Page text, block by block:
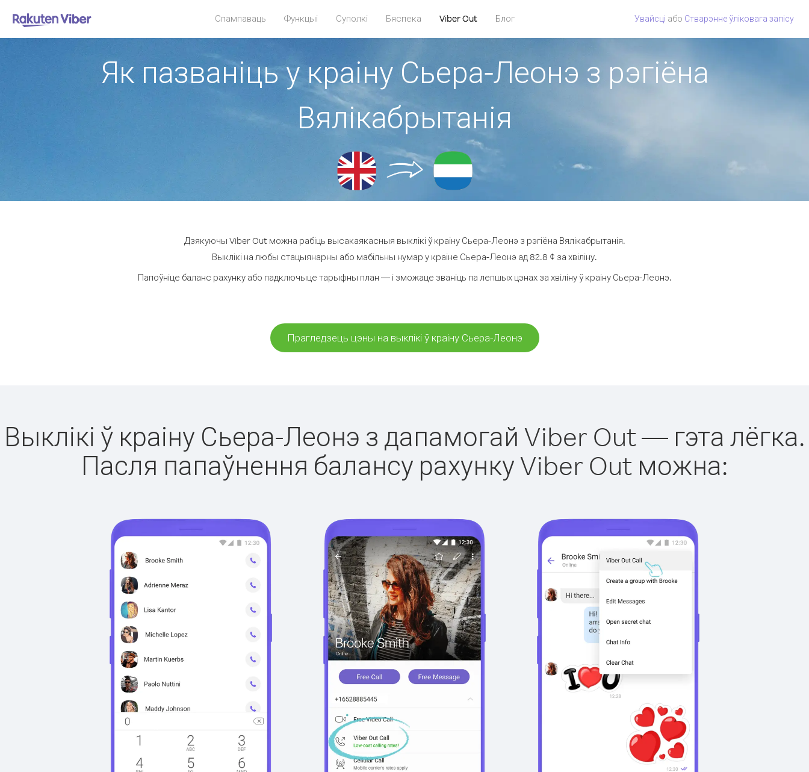
Спампаваць Функцыі Суполкі Бяспека Viber Out Блог Увайсці або Стварэнне ўліковага запісу
Як пазваніць у краіну Сьера-Леонэ з рэгіёна
Вялікабрытанія
Дзякуючы Viber Out можна рабіць высакаякасныя выклікі ў краіну Сьера-Леонэ з рэгіёна Вялікабрытанія.
Выклікі на любы стацыянарны або мабільны нумар у краіне Сьера-Леонэ ад 82.8 ¢ за хвіліну.
Папоўніце баланс рахунку або падключыце тарыфны план — і зможаце званіць па лепшых цэнах за хвіліну ў краіну Сьера-Леонэ.
Прагледзець цэны на выклікі ў краіну Сьера-Леонэ
Выклікі ў краіну Сьера-Леонэ з дапамогай Viber Out — гэта лёгка.
Пасля папаўнення балансу рахунку Viber Out можна: